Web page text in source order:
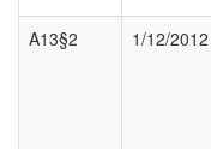
A13§2
1/12/2012